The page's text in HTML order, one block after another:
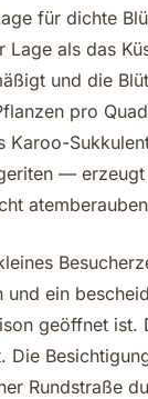
für dichte
Lage als das
und die
pro
Karoo-
— erzeugt
und ein
geöffnet ist.
Die
Rundstraße